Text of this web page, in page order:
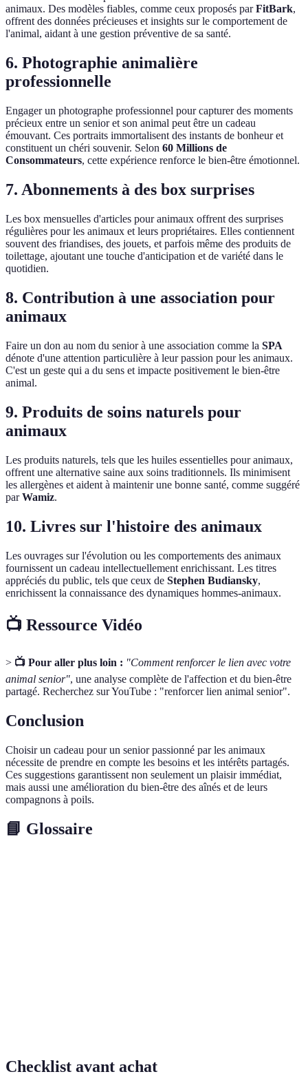
animaux. Des modèles fiables, comme ceux proposés parFitBark,
offrent des données précieuses et insights sur le comportement de
l'animal, aidant à une gestion préventive de sa santé.
6. Photographie animalière
professionnelle
Engager un photographe professionnel pour capturer des moments
précieux entre un senior et son animal peut être un cadeau
émouvant. Ces portraits immortalisent des instants de bonheur et
constituent un chéri souvenir. Selon 60 Millions de
Consommateurs, cette expérience renforce le bien-être émotionnel.
7. Abonnements à des box surprises
Les box mensuelles d'articles pour animaux offrent des surprises
régulières pour les animaux et leurs propriétaires. Elles contiennent
souvent des friandises, des jouets, et parfois même des produits de
toilettage, ajoutant une touche d'anticipation et de variété dans le
quotidien.
8. Contribution à une association pour
animaux
Faire un don au nom du senior à une association comme la SPA
dénote d'une attention particulière à leur passion pour les animaux.
C'est un geste qui a du sens et impacte positivement le bien-être
animal.
9. Produits de soins naturels pour
animaux
Les produits naturels, tels que les huiles essentielles pour animaux,
offrent une alternative saine aux soins traditionnels. Ils minimisent
les allergènes et aident à maintenir une bonne santé, comme suggéré
parWamiz.
10. Livres sur l'histoire des animaux
Les ouvrages sur l'évolution ou les comportements des animaux
fournissent un cadeau intellectuellement enrichissant. Les titres
appréciés du public, tels que ceux de Stephen Budiansky,
enrichissent la connaissance des dynamiques hommes-animaux.
📺 Ressource Vidéo
> 📺 Pour aller plus loin : "Comment renforcer le lien avec votre
animal senior", une analyse complète de l'affection et du bien-être
partagé. Recherchez sur YouTube : "renforcer lien animal senior".
Conclusion
Choisir un cadeau pour un senior passionné par les animaux
nécessite de prendre en compte les besoins et les intérêts partagés.
Ces suggestions garantissent non seulement un plaisir immédiat,
mais aussi une amélioration du bien-être des aînés et de leurs
compagnons à poils.
📘 Glossaire
Checklist avant achat